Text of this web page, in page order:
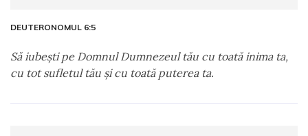
DEUTERONOMUL 6:5
Să iubeşti pe Domnul Dumnezeul tău cu toată inima ta,
cu tot sufletul tău şi cu toată puterea ta.